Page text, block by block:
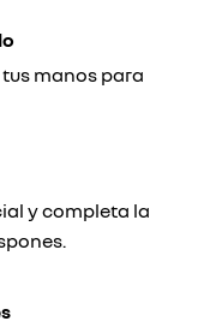
manos para
y completa la